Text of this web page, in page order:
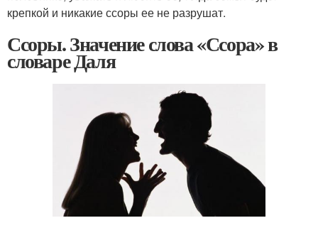
крепкой и никакие ссоры ее не разрушат.
Ссоры. Значение слова «Ссора» в
словаре Даля